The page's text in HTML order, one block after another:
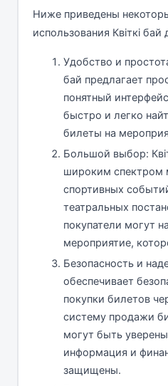
Ниже приведены
использования Квіткі
Удобство и
бай предлагает
понятный
быстро и легко
билеты на
Большой выбор:
широким спектром
спортивных
театральных
покупатели могут
мероприятие,
Безопасность и
обеспечивает
покупки билетов
систему продажи
могут быть
информация и
защищены.